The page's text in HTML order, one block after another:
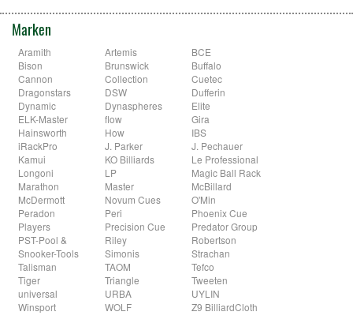
Marken
Aramith Artemis
BCE
Bison
Brunswick
Buffalo
Cannon
Collection
Cuetec
Dragonstars
DSW
Dufferin
Dynamic
Dynaspheres
Elite
ELK-Master
flow
Gira
Hainsworth
How
IBS
iRackPro
J. Parker
J. Pechauer
Kamui
KO Billiards
Le Professional
Longoni
LP
Magic Ball Rack
Marathon
Master
McBillard
McDermott
Novum Cues
O'Min
Peradon
Peri
Phoenix Cue
Players
Precision Cue
Predator Group
PST-Pool &
Snooker-Tools
Riley
Robertson
Simonis
Strachan
Talisman
TAOM
Tefco
Tiger
Triangle
Tweeten
universal
URBA
UYLIN
Winsport
WOLF Z9 BilliardCloth